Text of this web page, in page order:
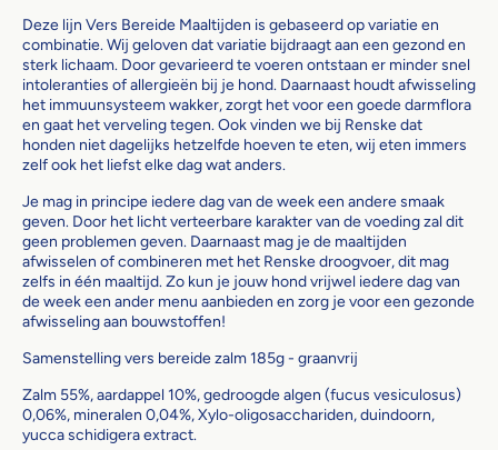
Deze lijn Vers Bereide Maaltijden is gebaseerd op variatie en
combinatie. Wij geloven dat variatie bijdraagt aan een gezond en
sterk lichaam. Door gevarieerd te voeren ontstaan er minder snel
intoleranties of allergieën bij je hond. Daarnaast houdt afwisseling
het immuunsysteem wakker, zorgt het voor een goede darmflora
en gaat het verveling tegen. Ook vinden we bij Renske dat
honden niet dagelijks hetzelfde hoeven te eten, wij eten immers
zelf ook het liefst elke dag wat anders.
Je mag in principe iedere dag van de week een andere smaak
geven. Door het licht verteerbare karakter van de voeding zal dit
geen problemen geven. Daarnaast mag je de maaltijden
afwisselen of combineren met het Renske droogvoer, dit mag
zelfs in één maaltijd. Zo kun je jouw hond vrijwel iedere dag van
de week een ander menu aanbieden en zorg je voor een gezonde
afwisseling aan bouwstoffen!
Samenstelling vers bereide zalm 185g - graanvrij
Zalm 55%, aardappel 10%, gedroogde algen (fucus vesiculosus)
0,06%, mineralen 0,04%, Xylo-oligosacchariden, duindoorn,
yucca schidigera extract.